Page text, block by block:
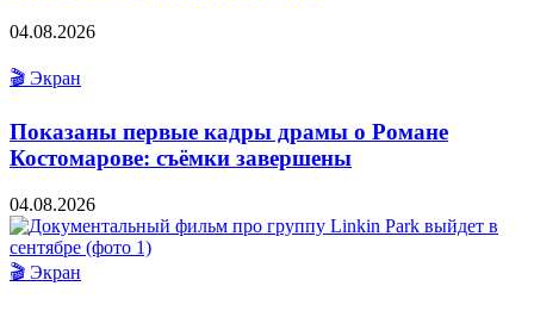
04.08.2026
🎬 Экран
Показаны первые кадры драмы о Романе
Костомарове: съёмки завершены
04.08.2026
🎬 Экран